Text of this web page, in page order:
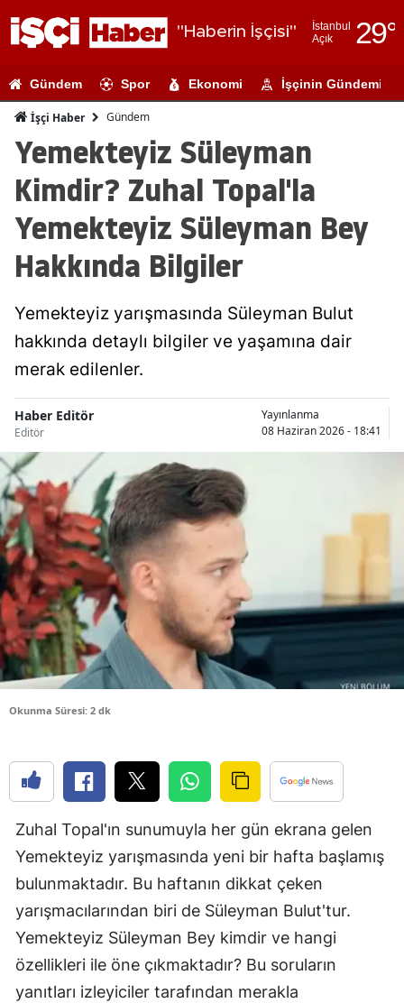
"Haberin İşçisi"
İstanbul
Açık
29°
Adıyaman
Ankara
Artvin
Aydın
Bilecik
Bolu
Bursa
Çankırı
Edirne
Elazığ
Erzincan
Erzurum
Gündem Spor Ekonomi İşçinin Gündemi
İşçi Haber Gündem
Yemekteyiz Süleyman
Kimdir? Zuhal Topal'la
Yemekteyiz Süleyman Bey
Hakkında Bilgiler
Yemekteyiz yarışmasında Süleyman Bulut
hakkında detaylı bilgiler ve yaşamına dair
merak edilenler.
Haber Editör
Editör
Yayınlanma
08 Haziran 2026 - 18:41
Okunma Süresi: 2 dk
Zuhal Topal'ın sunumuyla her gün ekrana gelen
Yemekteyiz yarışmasında yeni bir hafta başlamış
bulunmaktadır. Bu haftanın dikkat çeken
yarışmacılarından biri de Süleyman Bulut'tur.
Yemekteyiz Süleyman Bey kimdir ve hangi
özellikleri ile öne çıkmaktadır? Bu soruların
yanıtları izleyiciler tarafından merakla